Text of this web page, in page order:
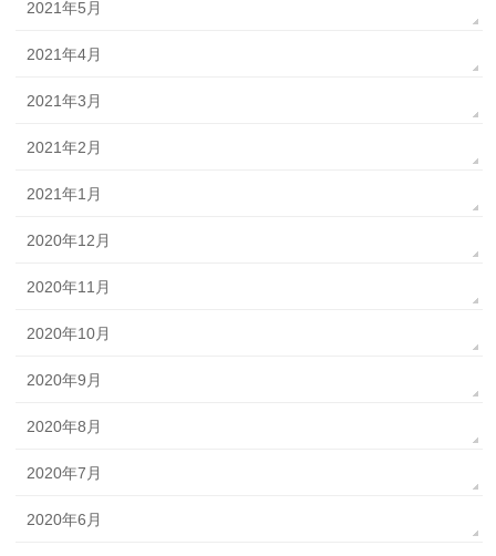
2021年5月
2021年4月
2021年3月
2021年2月
2021年1月
2020年12月
2020年11月
2020年10月
2020年9月
2020年8月
2020年7月
2020年6月